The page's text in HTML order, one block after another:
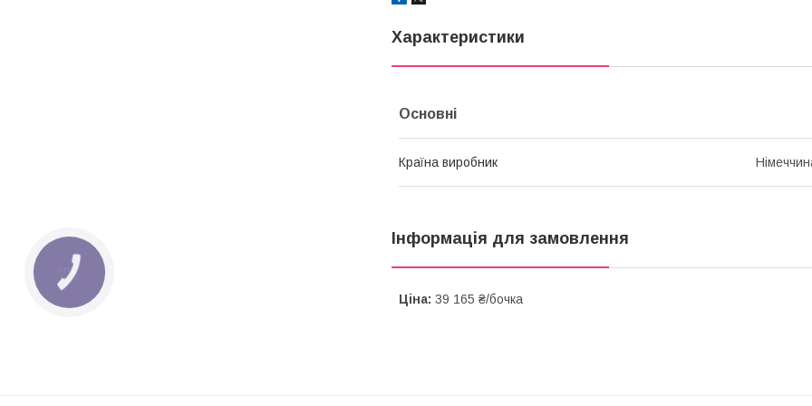
Характеристики
Основні
Країна виробник
Інформація для замовлення
Ціна: 39 165 ₴/бочка
КНОПКА
ЗВ'ЯЗКУ